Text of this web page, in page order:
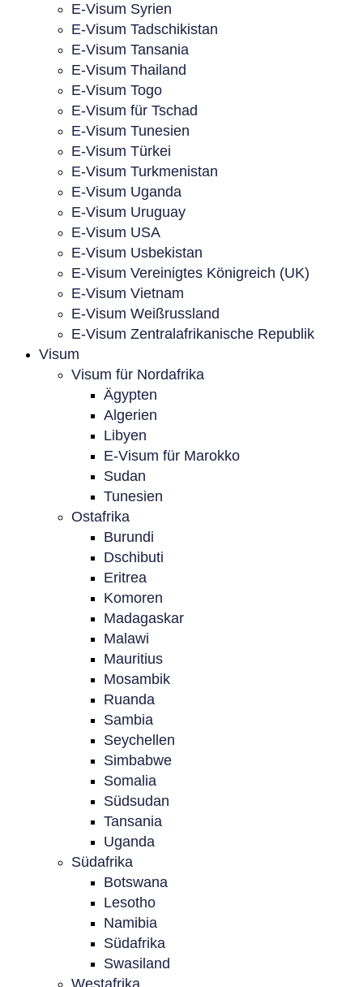
E-Visum Syrien
E-Visum Tadschikistan
E-Visum Tansania
E-Visum Thailand
E-Visum Togo
E-Visum für Tschad
E-Visum Tunesien
E-Visum Türkei
E-Visum Turkmenistan
E-Visum Uganda
E-Visum Uruguay
E-Visum USA
E-Visum Usbekistan
E-Visum Vereinigtes Königreich (UK)
E-Visum Vietnam
E-Visum Weißrussland
E-Visum Zentralafrikanische Republik
Visum
Visum für Nordafrika
Ägypten
Algerien
Libyen
E-Visum für Marokko
Sudan
Tunesien
Ostafrika
Burundi
Dschibuti
Eritrea
Komoren
Madagaskar
Malawi
Mauritius
Mosambik
Ruanda
Sambia
Seychellen
Simbabwe
Somalia
Südsudan
Tansania
Uganda
Südafrika
Botswana
Lesotho
Namibia
Südafrika
Swasiland